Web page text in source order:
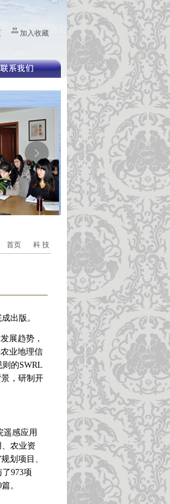
加入收藏
首页 科 技
出版。
展趋势，
业地理信
的SWRL
，研制开
遥感应用
农业资
划项目、
973项
。